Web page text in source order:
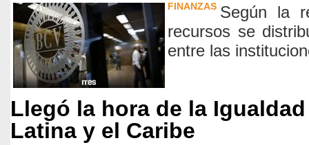
FINANZAS Según la
recursos se
entre las
Llegó la hora de la
Latina y el Caribe